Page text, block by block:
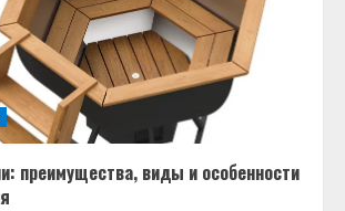
преимущества, виды и особенности